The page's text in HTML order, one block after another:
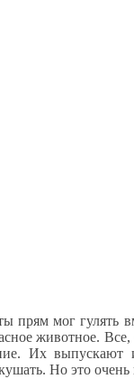
прям мог гулять
животное.
Их
Но это очень